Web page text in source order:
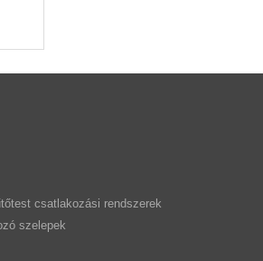
csatlakozási rendszerek
szelepek